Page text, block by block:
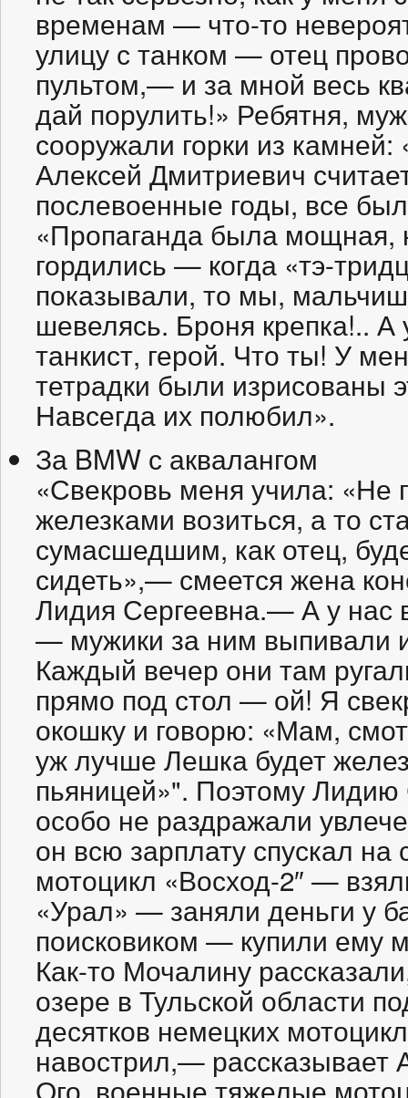
временам — что-то
улицу с танком — отец
пультом,— и за мной весь
дай порулить!» Ребятня,
сооружали горки из
Алексей Дмитриевич
послевоенные годы, все
«Пропаганда была мощная,
гордились — когда «тэ-
показывали, то мы,
шевелясь. Броня крепка!.. А
танкист, герой. Что ты! У
тетрадки были изрисованы
Навсегда их полюбил».
За BMW с аквалангом
«Свекровь меня учила: «Не
железками возиться, а то
сумасшедшим, как отец,
сидеть»,— смеется жена
Лидия Сергеевна.— А у нас
— мужики за ним выпивали
Каждый вечер они там
прямо под стол — ой! Я
окошку и говорю: «Мам,
уж лучше Лешка будет
пьяницей»". Поэтому Лидию
особо не раздражали
он всю зарплату спускал на
мотоцикл «Восход-2″ —
«Урал» — заняли деньги у
поисковиком — купили ему
Как-то Мочалину
озере в Тульской области
десятков немецких
навострил,—
Ого, военные тяжелые